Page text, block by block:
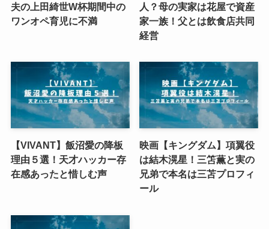
夫の上田綺世W杯期間中の
ワンオペ育児に不満
人？母の実家は花屋で資産
家一族！父とは飲食店共同
経営
【VIVANT】飯沼愛の降板
理由５選！天才ハッカー存
在感あったと惜しむ声
映画【キングダム】項翼役
は結木滉星！三笘薫と実の
兄弟で本名は三苫プロフィ
ール